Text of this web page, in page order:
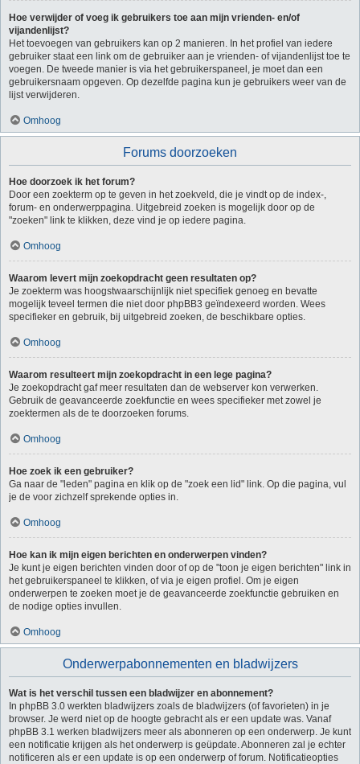
Hoe verwijder of voeg ik gebruikers toe aan mijn vrienden- en/of
vijandenlijst?
Het toevoegen van gebruikers kan op 2 manieren. In het profiel van iedere
gebruiker staat een link om de gebruiker aan je vrienden- of vijandenlijst toe te
voegen. De tweede manier is via het gebruikerspaneel, je moet dan een
gebruikersnaam opgeven. Op dezelfde pagina kun je gebruikers weer van de
lijst verwijderen.
Omhoog
Forums doorzoeken
Hoe doorzoek ik het forum?
Door een zoekterm op te geven in het zoekveld, die je vindt op de index-,
forum- en onderwerppagina. Uitgebreid zoeken is mogelijk door op de
"zoeken" link te klikken, deze vind je op iedere pagina.
Omhoog
Waarom levert mijn zoekopdracht geen resultaten op?
Je zoekterm was hoogstwaarschijnlijk niet specifiek genoeg en bevatte
mogelijk teveel termen die niet door phpBB3 geïndexeerd worden. Wees
specifieker en gebruik, bij uitgebreid zoeken, de beschikbare opties.
Omhoog
Waarom resulteert mijn zoekopdracht in een lege pagina?
Je zoekopdracht gaf meer resultaten dan de webserver kon verwerken.
Gebruik de geavanceerde zoekfunctie en wees specifieker met zowel je
zoektermen als de te doorzoeken forums.
Omhoog
Hoe zoek ik een gebruiker?
Ga naar de "leden" pagina en klik op de "zoek een lid" link. Op die pagina, vul
je de voor zichzelf sprekende opties in.
Omhoog
Hoe kan ik mijn eigen berichten en onderwerpen vinden?
Je kunt je eigen berichten vinden door of op de "toon je eigen berichten" link in
het gebruikerspaneel te klikken, of via je eigen profiel. Om je eigen
onderwerpen te zoeken moet je de geavanceerde zoekfunctie gebruiken en
de nodige opties invullen.
Omhoog
Onderwerpabonnementen en bladwijzers
Wat is het verschil tussen een bladwijzer en abonnement?
In phpBB 3.0 werkten bladwijzers zoals de bladwijzers (of favorieten) in je
browser. Je werd niet op de hoogte gebracht als er een update was. Vanaf
phpBB 3.1 werken bladwijzers meer als abonneren op een onderwerp. Je kunt
een notificatie krijgen als het onderwerp is geüpdate. Abonneren zal je echter
notificeren als er een update is op een onderwerp of forum. Notificatieopties